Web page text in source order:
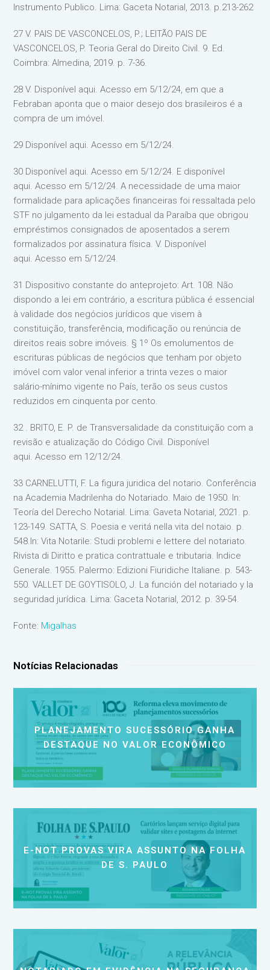
Instrumento Publico. Lima: Gaceta Notarial, 2013. p.213-262
27 V. PAIS DE VASCONCELOS, P.; LEITÃO PAIS DE
VASCONCELOS, P. Teoria Geral do Direito Civil. 9. Ed.
Coimbra: Almedina, 2019. p. 7-36.
28 V. Disponível aqui. Acesso em 5/12/24, em que a
Febraban aponta que o maior desejo dos brasileiros é a
compra de um imóvel.
29 Disponível aqui. Acesso em 5/12/24.
30 Disponível aqui. Acesso em 5/12/24. E disponível
aqui. Acesso em 5/12/24. A necessidade de uma maior
formalidade para aplicações financeiras foi ressaltada pelo
STF no julgamento da lei estadual da Paraíba que obrigou
empréstimos consignados de aposentados a serem
formalizados por assinatura física. V. Disponível
aqui. Acesso em 5/12/24.
31 Dispositivo constante do anteprojeto: Art. 108. Não
dispondo a lei em contrário, a escritura pública é essencial
à validade dos negócios jurídicos que visem à
constituição, transferência, modificação ou renúncia de
direitos reais sobre imóveis. § 1º Os emolumentos de
escrituras públicas de negócios que tenham por objeto
imóvel com valor venal inferior a trinta vezes o maior
salário-mínimo vigente no País, terão os seus custos
reduzidos em cinquenta por cento.
32 . BRITO, E. P. de Transversalidade da constituição com a
revisão e atualização do Código Civil. Disponível
aqui. Acesso em 12/12/24.
33 CARNELUTTI, F. La figura juridica del notario. Conferência
na Academia Madrilenha do Notariado. Maio de 1950. In:
Teoría del Derecho Notarial. Lima: Gaveta Notarial, 2021. p.
123-149. SATTA, S. Poesia e veritá nella vita del notaio. p.
548.In: Vita Notarile: Studi problemi e lettere del notariato.
Rivista di Diritto e pratica contrattuale e tributaria. Indice
Generale. 1955. Palermo: Edizioni Fiuridiche Italiane. p. 543-
550. VALLET DE GOYTISOLO, J. La función del notariado y la
seguridad jurídica. Lima: Gaceta Notarial, 2012. p. 39-54.
Fonte: Migalhas
Notícias Relacionadas
PLANEJAMENTO SUCESSÓRIO GANHA
DESTAQUE NO VALOR ECONÔMICO
E-NOT PROVAS VIRA ASSUNTO NA FOLHA
DE S. PAULO